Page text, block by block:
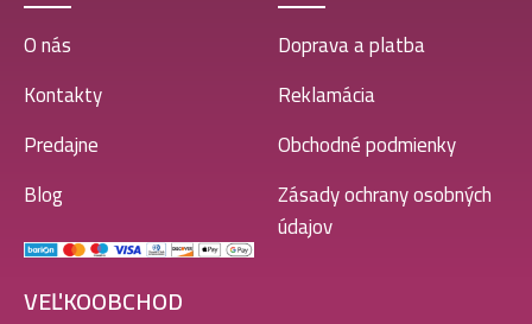
O nás
Kontakty
Predajne
Blog
Doprava a platba
Reklamácia
Obchodné podmienky
Zásady ochrany osobných
údajov
VEĽKOOBCHOD